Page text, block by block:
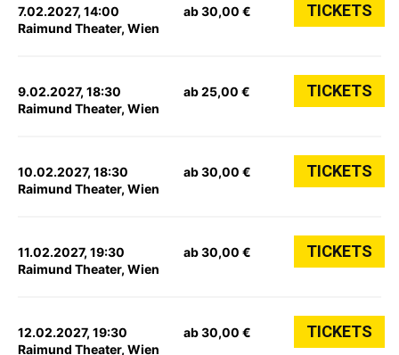
7.02.2027, 14:00
Raimund Theater, Wien
ab 30,00 € TICKETS
9.02.2027, 18:30
Raimund Theater, Wien
ab 25,00 € TICKETS
10.02.2027, 18:30
Raimund Theater, Wien
ab 30,00 € TICKETS
11.02.2027, 19:30
Raimund Theater, Wien
ab 30,00 € TICKETS
12.02.2027, 19:30
Raimund Theater, Wien
ab 30,00 € TICKETS